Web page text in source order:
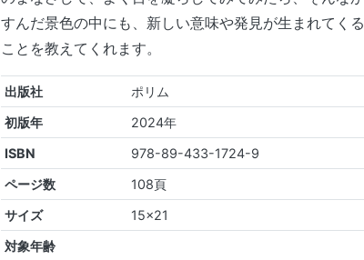
すんだ景色の中にも、新しい意味や発見が生まれてくる
ことを教えてくれます。
出版社
ポリム
初版年
2024年
ISBN
978-89-433-1724-9
ページ数
108頁
サイズ
15×21
対象年齢